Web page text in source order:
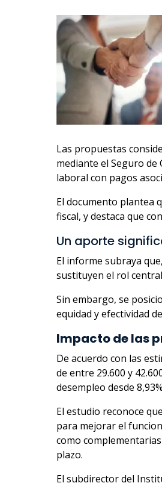
Las propuestas
mediante el Seguro
laboral con pagos
El documento plantea
fiscal, y destaca que
Un aporte
El informe subraya
sustituyen el rol
Sin embargo, se
equidad y efectividad
Impacto de las
De acuerdo con las
de entre 29.600 y
desempleo desde
El estudio reconoce
para mejorar el
como
plazo.
El subdirector del